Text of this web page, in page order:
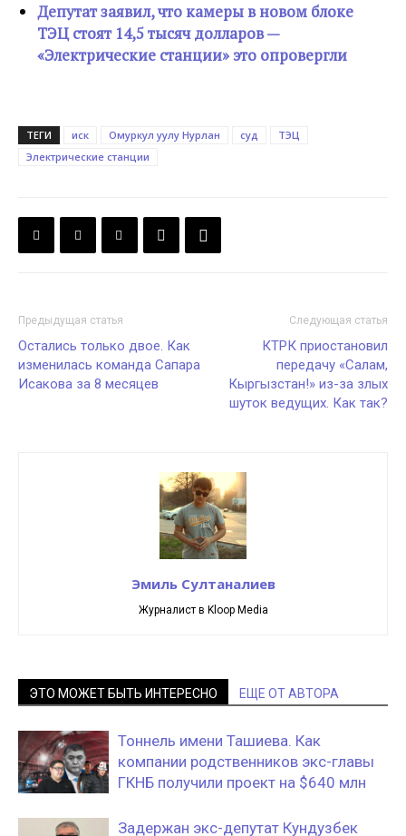
Депутат заявил, что камеры в новом блоке
ТЭЦ стоят 14,5 тысяч долларов —
«Электрические станции» это опровергли
ТЕГИ иск Омуркул уулу Нурлан суд
ТЭЦ
Электрические станции
Предыдущая статья
Остались только двое. Как
изменилась команда Сапара
Исакова за 8 месяцев
Следующая статья
КТРК приостановил
передачу «Салам,
Кыргызстан!» из-за злых
шуток ведущих. Как так?
Эмиль Султаналиев
Журналист в Kloop Media
ЭТО МОЖЕТ БЫТЬ ИНТЕРЕСНО ЕЩЕ ОТ АВТОРА
Тоннель имени Ташиева. Как
компании родственников экс-главы
ГКНБ получили проект на $640 млн
Задержан экс-депутат Кундузбек